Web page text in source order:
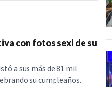
con fotos sexi de su
a sus más de 81 mil
su cumpleaños.